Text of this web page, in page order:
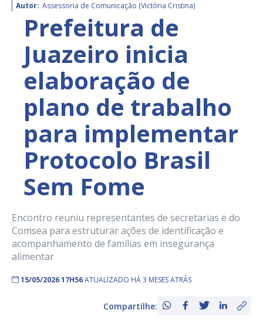
Autor: Assessoria de Comunicação (Victória Cristina)
Prefeitura de
Juazeiro inicia
elaboração de
plano de trabalho
para implementar
Protocolo Brasil
Sem Fome
Encontro reuniu representantes de secretarias e do
Comsea para estruturar ações de identificação e
acompanhamento de famílias em insegurança
alimentar
15/05/2026 17H56ATUALIZADO HÁ 3 MESES ATRÁS
Compartilhe: